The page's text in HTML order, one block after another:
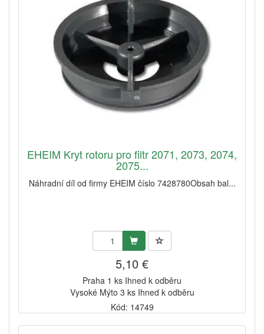
EHEIM Kryt rotoru pro filtr 2071, 2073, 2074,
2075...
Náhradní díl od firmy EHEIM číslo 7428780Obsah bal...
5,10 €
Praha 1 ks Ihned k odběru
Vysoké Mýto 3 ks Ihned k odběru
Kód: 14749